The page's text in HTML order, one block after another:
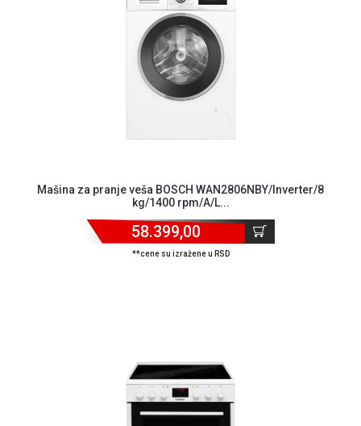
Mašina za pranje veša BOSCH WAN2806NBY/Inverter/8
kg/1400 rpm/A/L...
58.399,00
**cene su izražene u RSD